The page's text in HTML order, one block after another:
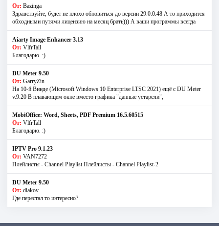
От: Bazinga
Здравствуйте, будет не плохо обновиться до версии 29.0.0.48 А то приходится
обходными путями лицензию на месяц брать))) А ваши программы всегда
Aiarty Image Enhancer 3.13
От: VlfrTall
Благодарю. :)
DU Meter 9.50
От: GarryZin
На 10-й Винде (Microsoft Windows 10 Enterprise LTSC 2021) ещё с DU Meter
v.9.20 В плавающем окне вместо графика "данные устарели",
MobiOffice: Word, Sheets, PDF Premium 16.5.60515
От: VlfrTall
Благодарю. :)
IPTV Pro 9.1.23
От: VAN7272
Плейлисты - Channel Playlist Плейлисты - Channel Playlist-2
DU Meter 9.50
От: diakov
Где перестал то интересно?